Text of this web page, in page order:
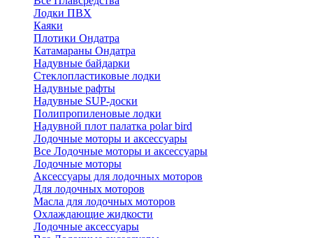
Лодки ПВХ
Каяки
Плотики Ондатра
Катамараны Ондатра
Надувные байдарки
Стеклопластиковые лодки
Надувные рафты
Надувные SUP-доски
Полипропиленовые лодки
Надувной плот палатка polar bird
Лодочные моторы и аксессуары
Все Лодочные моторы и аксессуары
Лодочные моторы
Аксессуары для лодочных моторов
Для лодочных моторов
Масла для лодочных моторов
Охлаждающие жидкости
Лодочные аксессуары